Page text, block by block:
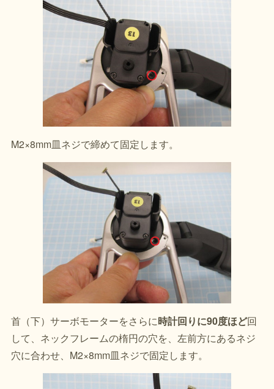
M2×8mm皿ネジで締めて固定します。
首（下）サーボモーターをさらに時計回りに90度ほど回
して、ネックフレームの楕円の穴を、左前方にあるネジ
穴に合わせ、M2×8mm皿ネジで固定します。